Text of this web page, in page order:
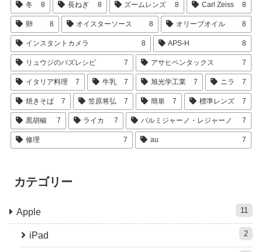
冬 8 長ねぎ 8 ズームレンズ 8 Carl Zeiss 8
卵 8 オイスターソース 8 オリーブオイル 8
インスタントカメラ 8 APS-H 8
リュウジのバズレシピ 7 アサヒペンタックス 7
イタリア料理 7 牛乳 7 旭光学工業 7 ニラ 7
焼きそば 7 笠原将弘 7 簡単 7 標準レンズ 7
黒胡椒 7 ライカ 7 パルミジャーノ・レジャーノ 7
修理 7 au 7
カテゴリー
Apple 11
iPad 2